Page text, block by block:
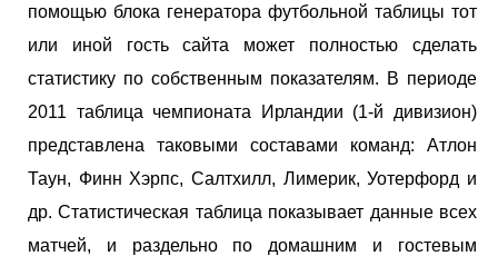
помощью блока генератора футбольной таблицы тот
или иной гость сайта может полностью сделать
статистику по собственным показателям. В периоде
2011 таблица чемпионата Ирландии (1-й дивизион)
представлена таковыми составами команд: Атлон
Таун, Финн Хэрпс, Салтхилл, Лимерик, Уотерфорд и
др. Статистическая таблица показывает данные всех
матчей, и раздельно по домашним и гостевым